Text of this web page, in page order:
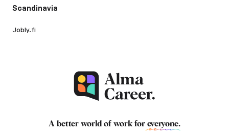
Scandinavia
Jobly.fi
A better world of work for everyone.